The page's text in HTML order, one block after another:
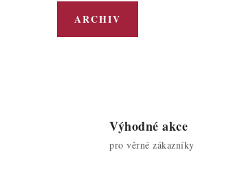
ARCHIV
Výhodné akce
pro věrné zákazníky